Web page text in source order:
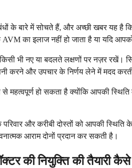
के बारे में सोचते हैं, और अच्छी खबर यह है
का इलाज नहीं हो जाता है या यदि
भी नए या बदलते लक्षणों पर नज़र रखें।
करने और उपचार के निर्णय लेने में मदद
महत्वपूर्ण हो सकता है क्योंकि आपकी स्थिति
और करीबी दोस्तों को आपकी स्थिति
आराम दोनों प्रदान कर सकती है।
की नियुक्ति की तैयारी कैसे